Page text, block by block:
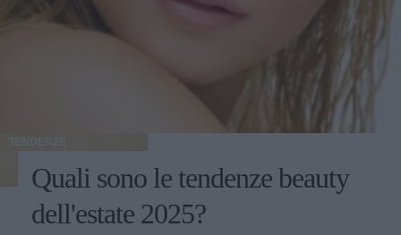
TENDENZE
Quali sono le tendenze beauty
dell'estate 2025?